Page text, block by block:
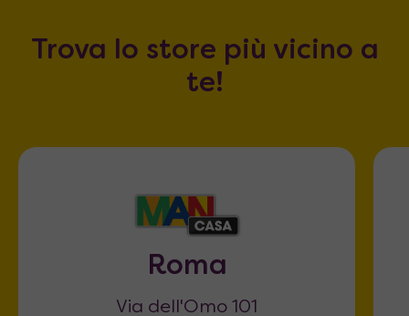
Trova lo store più vicino a
te!
Roma
Via dell'Omo 101